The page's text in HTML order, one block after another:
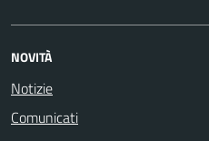
NOVITÀ
Notizie
Comunicati